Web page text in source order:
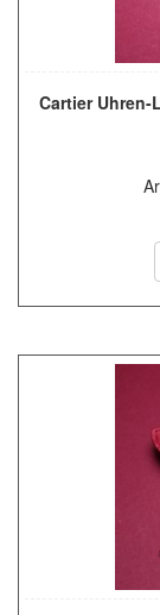
Cartier Uhren-